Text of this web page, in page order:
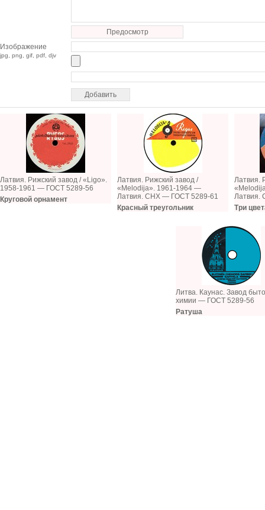
Предосмотр
Изображение
jpg, png, gif, pdf, djv
Латвия. Рижский завод / «Ligo».
1958-1961 — ГОСТ 5289-56
Круговой орнамент
Латвия. Рижский завод /
«Melodija». 1961-1964 —
Латвия. СНХ — ГОСТ 5289-61
Красный треугольник
Латвия.
Латвия.
Три
Литва. Каунас. Завод
химии — ГОСТ 5289-56
Ратуша